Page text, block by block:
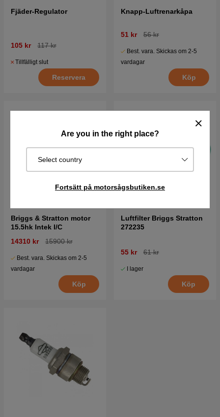
Are you in the right place?
Select country
Fortsätt på motorsågsbutiken.se
Fjäder-Regulator
105 kr 117 kr
Tillfälligt slut
Reservera
Knapp-Luftrenarkåpa
51 kr 56 kr
Best. vara. Skickas om 2-5
vardagar
Köp
Briggs & Stratton motor
15.5hk Intek I/C
14310 kr
15900 kr
Best. vara. Skickas om 2-5
vardagar
Köp
Luftfilter Briggs Stratton
272235
55 kr 61 kr
I lager
Köp